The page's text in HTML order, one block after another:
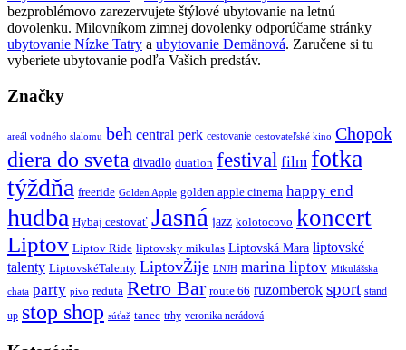
bezproblémovo zarezervujete štýlové ubytovanie na letnú
dovolenku. Milovníkom zimnej dovolenky odporúčame stránky
ubytovanie Nízke Tatry a ubytovanie Demänová. Zaručene si tu
vyberiete ubytovanie podľa Vašich predstáv.
Značky
areál vodného slalomu beh central perk cestovanie cestovateľské kino Chopok
diera do sveta divadlo duatlon festival film fotka
týždňa freeride Golden Apple golden apple cinema happy end
hudba Hybaj cestovať Jasná jazz kolotocovo koncert
Liptov Liptov Ride liptovsky mikulas Liptovská Mara liptovské
talenty LiptovskéTalenty LiptovŽije LNJH marina liptov Mikulášska
chata party pivo reduta Retro Bar route 66 ruzomberok sport stand
up stop shop súťaž tanec trhy veronika nerádová